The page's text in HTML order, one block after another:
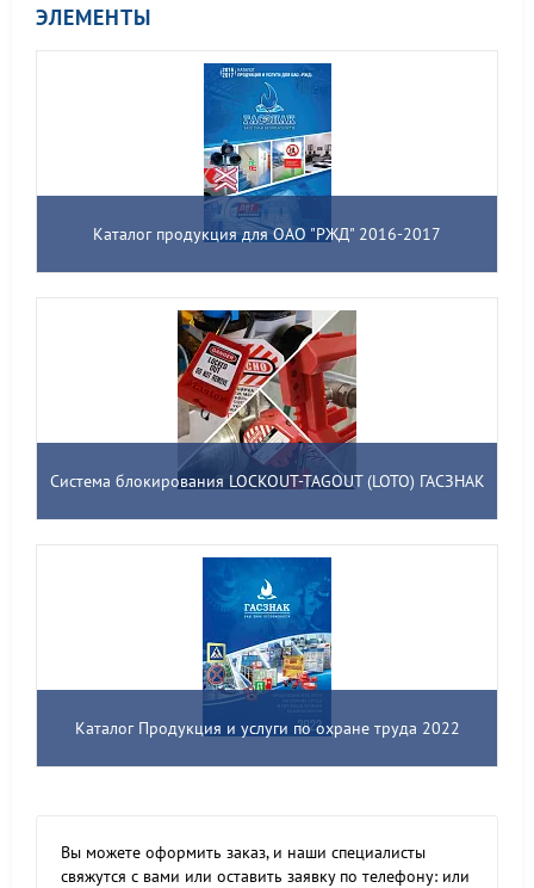
ЭЛЕМЕНТЫ
Каталог продукция для ОАО "РЖД" 2016-2017
Система блокирования LOCKOUT-TAGOUT (LOTO) ГАСЗНАК
Каталог Продукция и услуги по охране труда 2022
Вы можете оформить заказ, и наши специалисты
свяжутся с вами или оставить заявку по телефону: или